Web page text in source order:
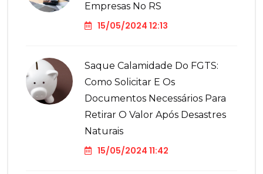
Empresas No RS
15/05/2024 12:13
Saque Calamidade Do FGTS:
Como Solicitar E Os
Documentos Necessários Para
Retirar O Valor Após Desastres
Naturais
15/05/2024 11:42